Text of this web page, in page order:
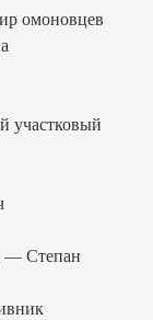
омоновцев
участковый
— Степан